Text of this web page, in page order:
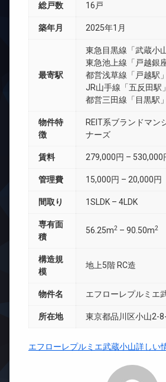
総戸数 16戸
築年月 2025年1月
最寄駅
東急目黒線「武蔵小
東急池上線「戸越銀
都営浅草線「戸越駅
JR山手線「五反田駅
都営三田線「目黒駅
物件特
徴
REIT系ブランドマン
ナーズ
賃料 279,000円 – 530,000
管理費 15,000円 – 20,000円
間取り 1SLDK – 4LDK
専有面
積
56.25m2 – 90.50m2
構造規
模
地上5階 RC造
物件名 エフローレプルミエ
所在地 東京都品川区小山2-
エフローレプルミエ武蔵小山詳しい